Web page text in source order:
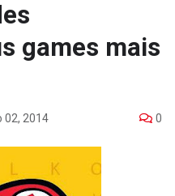
games mais
02, 2014 0